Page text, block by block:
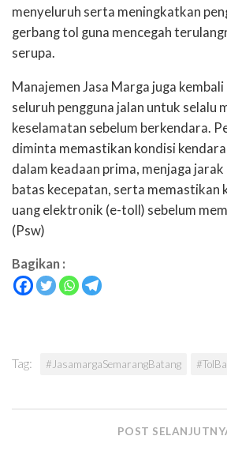
menyeluruh serta meningkatkan
gerbang tol guna mencegah
serupa.
Manajemen Jasa Marga juga
seluruh pengguna jalan untuk selalu
keselamatan sebelum berkendara.
diminta memastikan kondisi
dalam keadaan prima, menjaga
batas kecepatan, serta memastikan
uang elektronik (e-toll) sebelum
(Psw)
Bagikan :
Tag: #JasamargaSemarangBatang
POST